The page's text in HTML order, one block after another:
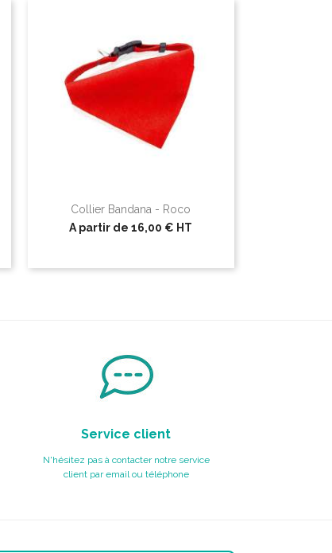
Collier Bandana - Roco
A partir de16,00 € HT
Service client
N'hésitez pas à contacter notre service
client par email ou téléphone